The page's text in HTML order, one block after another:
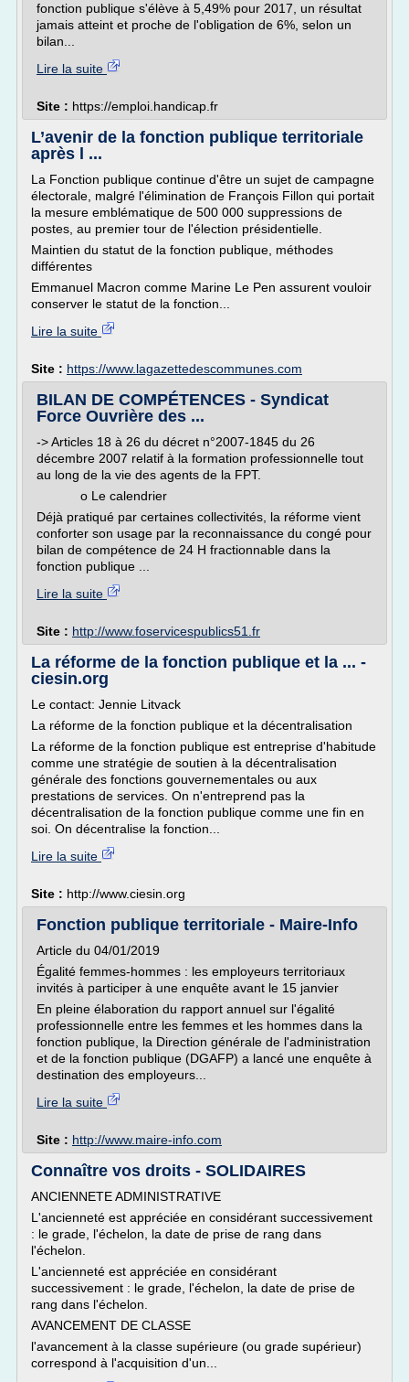
fonction publique s'élève à 5,49% pour 2017, un résultat
jamais atteint et proche de l'obligation de 6%, selon un
bilan...
Lire la suite
Site : https://emploi.handicap.fr
L’avenir de la fonction publique territoriale
après l ...
La Fonction publique continue d'être un sujet de campagne
électorale, malgré l'élimination de François Fillon qui portait
la mesure emblématique de 500 000 suppressions de
postes, au premier tour de l'élection présidentielle.
Maintien du statut de la fonction publique, méthodes
différentes
Emmanuel Macron comme Marine Le Pen assurent vouloir
conserver le statut de la fonction...
Lire la suite
Site : https://www.lagazettedescommunes.com
BILAN DE COMPÉTENCES - Syndicat
Force Ouvrière des ...
-> Articles 18 à 26 du décret n°2007-1845 du 26
décembre 2007 relatif à la formation professionnelle tout
au long de la vie des agents de la FPT.
o Le calendrier
Déjà pratiqué par certaines collectivités, la réforme vient
conforter son usage par la reconnaissance du congé pour
bilan de compétence de 24 H fractionnable dans la
fonction publique ...
Lire la suite
Site : http://www.foservicespublics51.fr
La réforme de la fonction publique et la ... -
ciesin.org
Le contact: Jennie Litvack
La réforme de la fonction publique et la décentralisation
La réforme de la fonction publique est entreprise d'habitude
comme une stratégie de soutien à la décentralisation
générale des fonctions gouvernementales ou aux
prestations de services. On n'entreprend pas la
décentralisation de la fonction publique comme une fin en
soi. On décentralise la fonction...
Lire la suite
Site : http://www.ciesin.org
Fonction publique territoriale - Maire-Info
Article du 04/01/2019
Égalité femmes-hommes : les employeurs territoriaux
invités à participer à une enquête avant le 15 janvier
En pleine élaboration du rapport annuel sur l'égalité
professionnelle entre les femmes et les hommes dans la
fonction publique, la Direction générale de l'administration
et de la fonction publique (DGAFP) a lancé une enquête à
destination des employeurs...
Lire la suite
Site : http://www.maire-info.com
Connaître vos droits - SOLIDAIRES
ANCIENNETE ADMINISTRATIVE
L'ancienneté est appréciée en considérant successivement
: le grade, l'échelon, la date de prise de rang dans
l'échelon.
L'ancienneté est appréciée en considérant
successivement : le grade, l'échelon, la date de prise de
rang dans l'échelon.
AVANCEMENT DE CLASSE
l'avancement à la classe supérieure (ou grade supérieur)
correspond à l'acquisition d'un...